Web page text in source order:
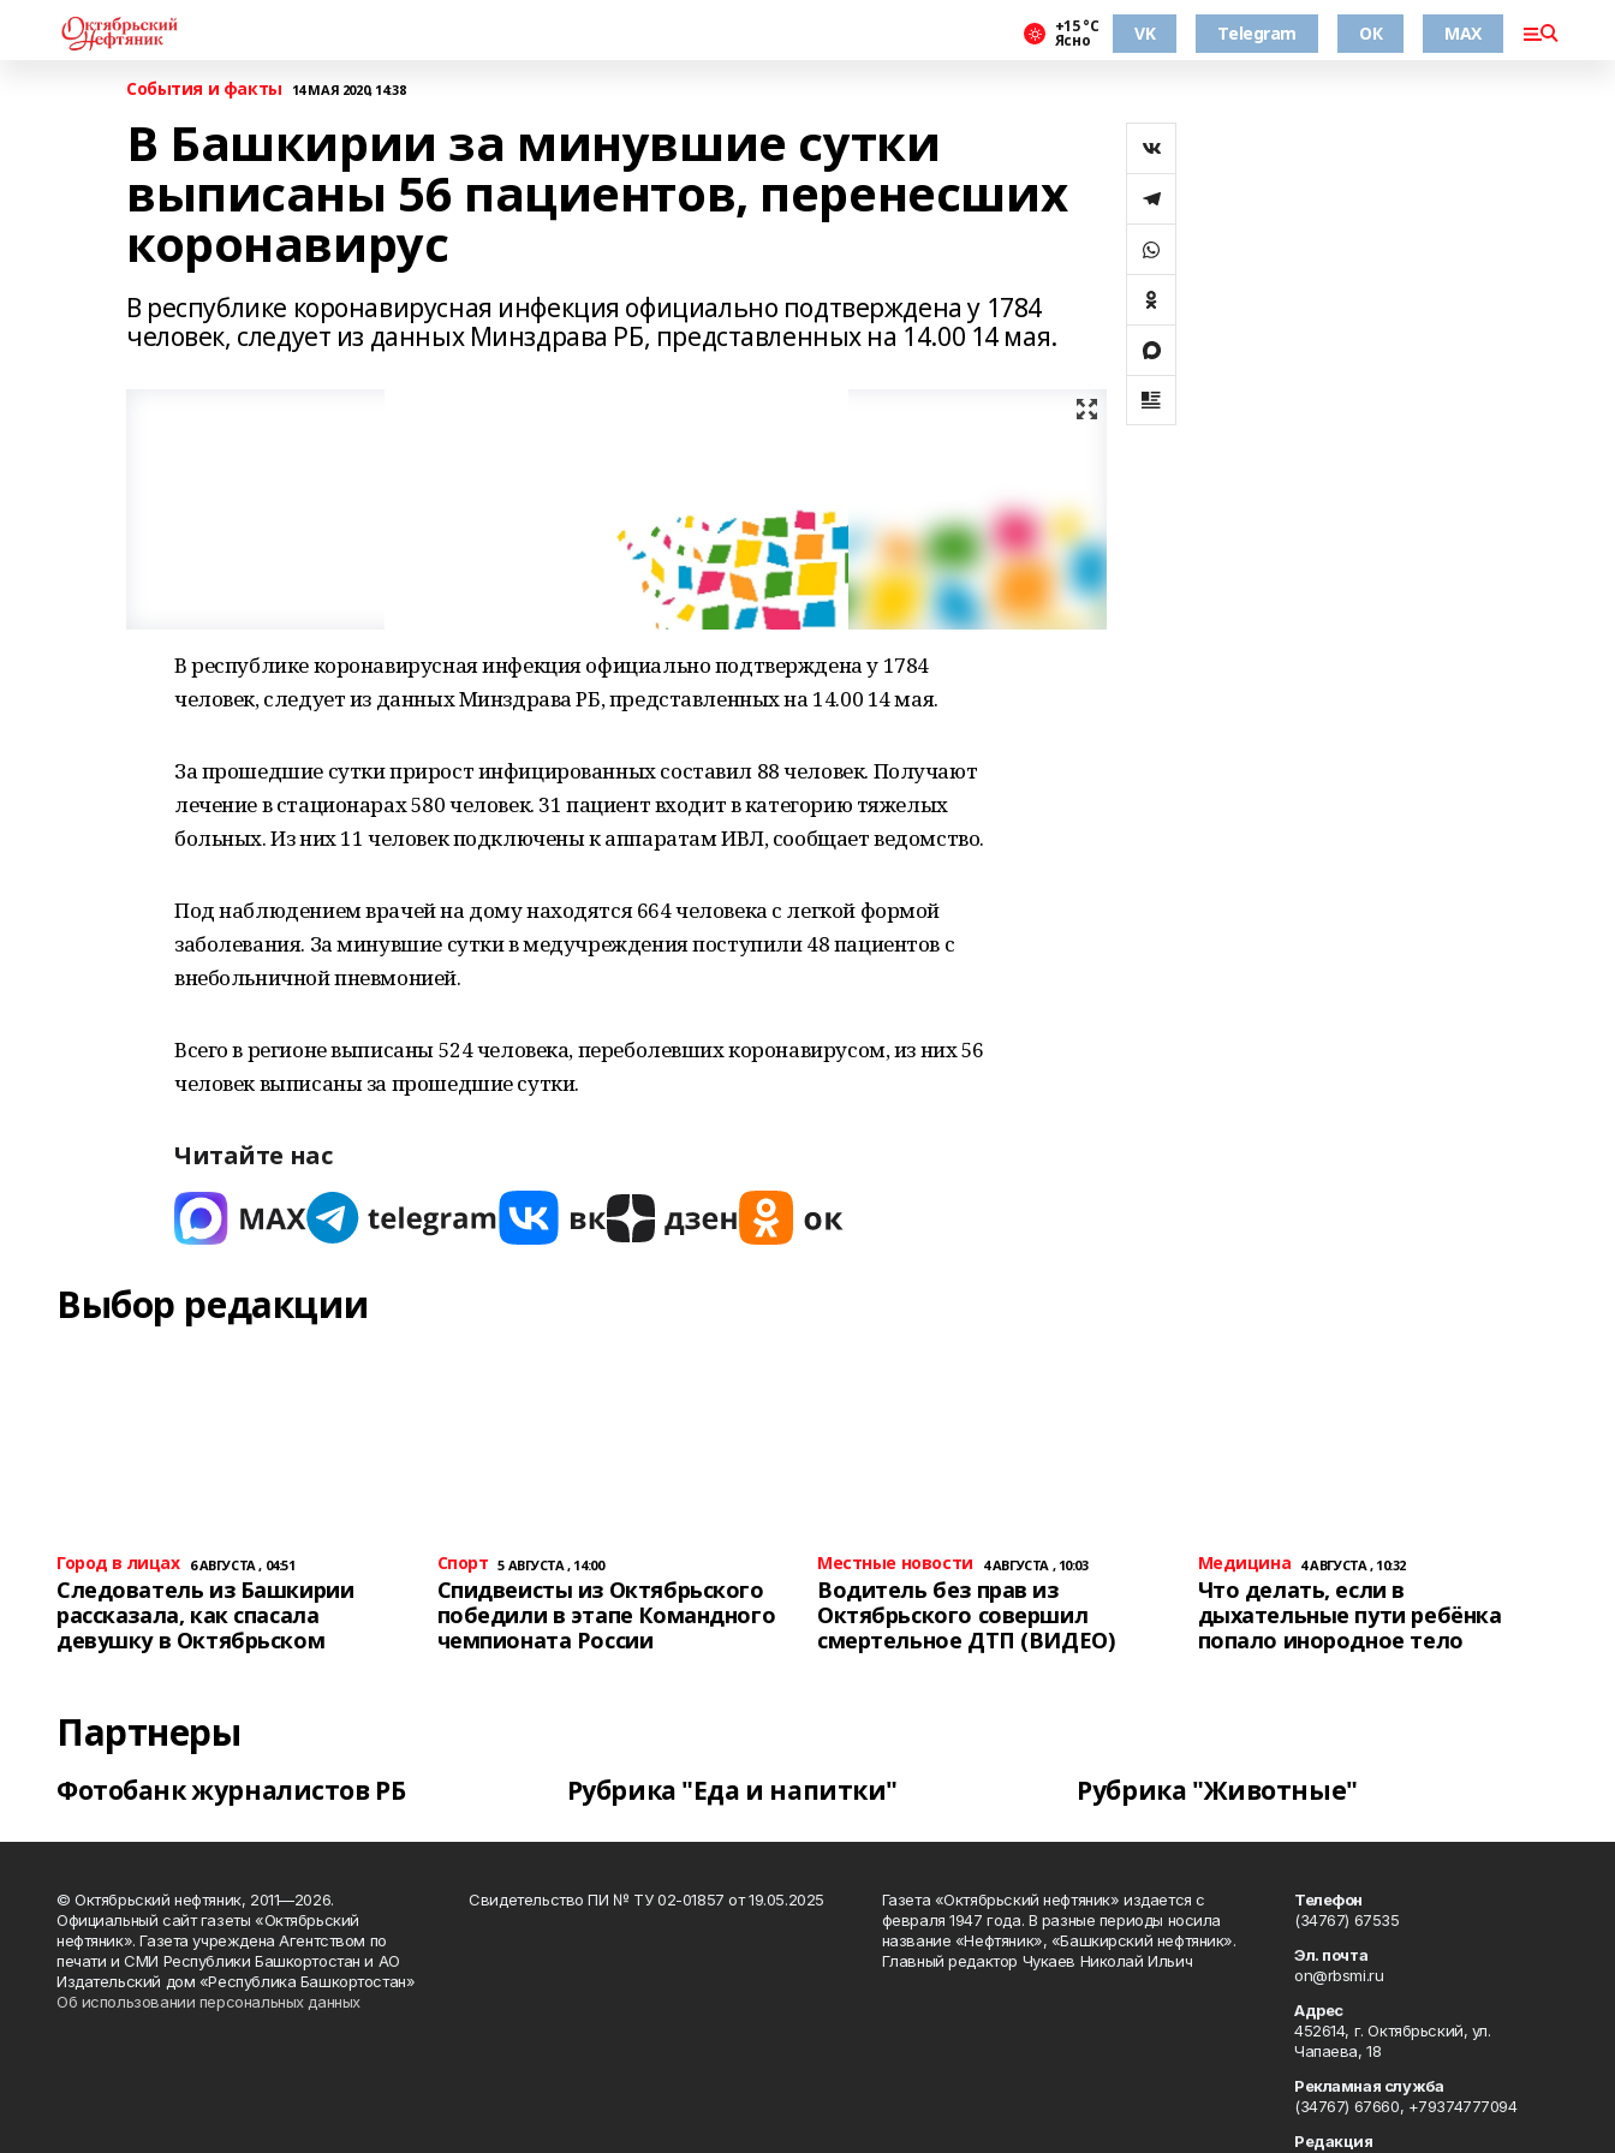
+15 °С
Ясно VK Telegram ОК MAX
События и факты 14 МАЯ 2020, 14:38
В Башкирии за минувшие сутки
выписаны 56 пациентов, перенесших
коронавирус
В республике коронавирусная инфекция официально подтверждена у 1784
человек, следует из данных Минздрава РБ, представленных на 14.00 14 мая.
В республике коронавирусная инфекция официально подтверждена у 1784
человек, следует из данных Минздрава РБ, представленных на 14.00 14 мая.
За прошедшие сутки прирост инфицированных составил 88 человек. Получают
лечение в стационарах 580 человек. 31 пациент входит в категорию тяжелых
больных. Из них 11 человек подключены к аппаратам ИВЛ, сообщает ведомство.
Под наблюдением врачей на дому находятся 664 человека с легкой формой
заболевания. За минувшие сутки в медучреждения поступили 48 пациентов с
внебольничной пневмонией.
Всего в регионе выписаны 524 человека, переболевших коронавирусом, из них 56
человек выписаны за прошедшие сутки.
Читайте нас
Выбор редакции
Город в лицах 6 АВГУСТА , 04:51
Следователь из Башкирии
рассказала, как спасала
девушку в Октябрьском
Спорт 5 АВГУСТА , 14:00
Спидвеисты из Октябрьского
победили в этапе Командного
чемпионата России
Местные новости 4 АВГУСТА , 10:03
Водитель без прав из
Октябрьского совершил
смертельное ДТП (ВИДЕО)
Медицина 4 АВГУСТА , 10:32
Что делать, если в
дыхательные пути ребёнка
попало инородное тело
Партнеры
Фотобанк журналистов РБ Рубрика "Еда и напитки" Рубрика "Животные"
© Октябрьский нефтяник, 2011—2026.
Официальный сайт газеты «Октябрьский
нефтяник». Газета учреждена Агентством по
печати и СМИ Республики Башкортостан и АО
Издательский дом «Республика Башкортостан»
Об использовании персональных данных
Свидетельство ПИ № ТУ 02-01857 от 19.05.2025
Газета «Октябрьский нефтяник» издается с
февраля 1947 года. В разные периоды носила
название «Нефтяник», «Башкирский нефтяник».
Главный редактор Чукаев Николай Ильич
Телефон
(34767) 67535
Эл. почта
on@rbsmi.ru
Адрес
452614, г. Октябрьский, ул.
Чапаева, 18
Рекламная служба
(34767) 67660, +79374777094
Редакция